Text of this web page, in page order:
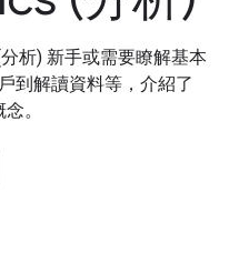
析) 新手或需要瞭解基本
到解讀資料等，介紹了
。